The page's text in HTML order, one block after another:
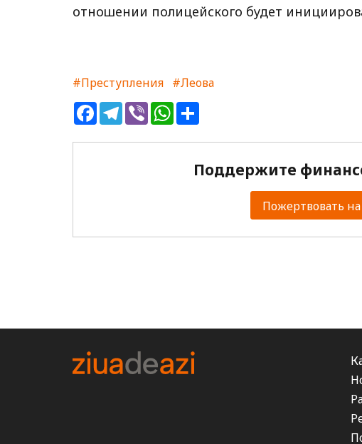
отношении полицейского будет
#Преступления #Леова
FacebookTelegram
ViberWhatsApp
Поддержите
Пожертвовать